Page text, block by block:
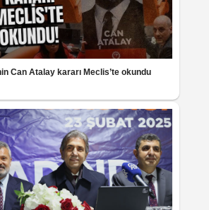
Can Atalay kararı Meclis’te okundu